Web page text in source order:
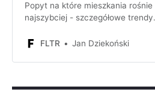
Popyt na które mieszkania rośnie
najszybciej - szczegółowe trendy
względem lokalizacji oraz rozmiaru
FLTR Jan Dziekoński